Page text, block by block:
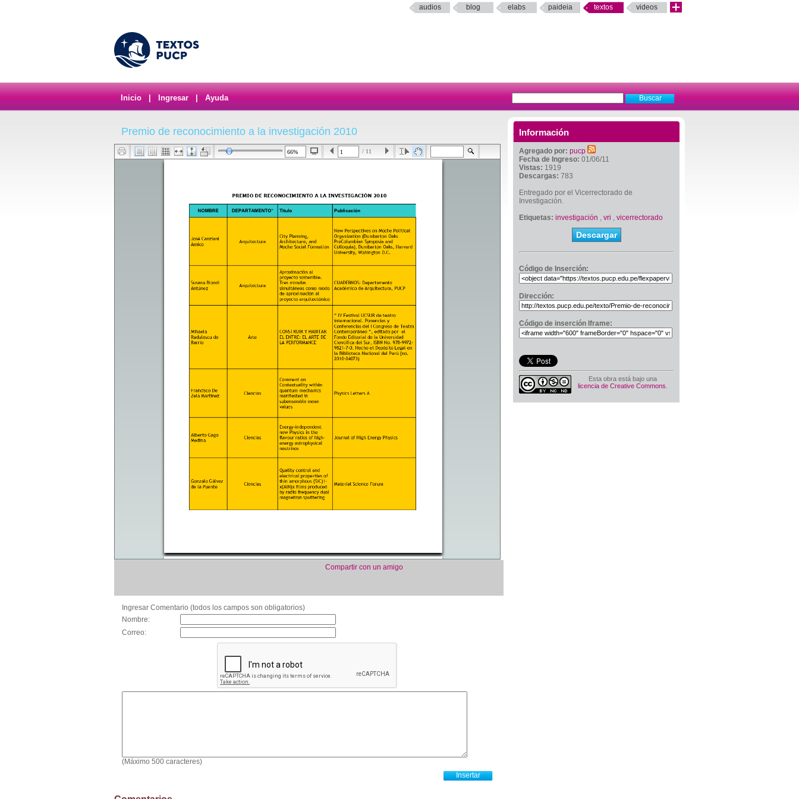
audios blog elabs paideia textos videos
Inicio Ingresar Ayuda
Información
Agregado por: pucp
Fecha de Ingreso: 01/06/11
Vistas: 1919
Descargas: 783
Entregado por el Vicerrectorado de
Investigación.
Etiquetas: investigación , vri , vicerrectorado
Descargar
Código de Inserción:
Dirección:
Código de inserción Iframe:
Esta obra está bajo una
licencia de Creative Commons
Premio de reconocimiento a la investigación 2010
/ 11
Compartir con un amigo
Ingresar Comentario (todos los campos son obligatorios)
Nombre:
Correo:
(Máximo 500 caracteres)